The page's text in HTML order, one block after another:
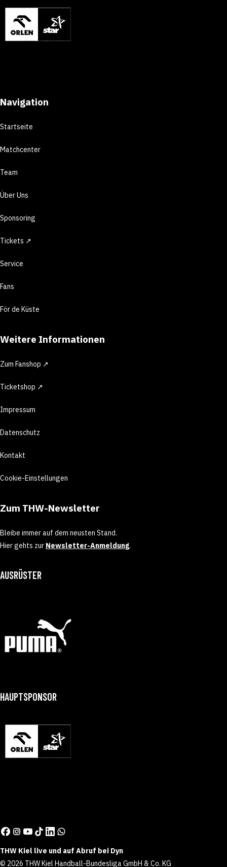
Navigation
Startseite
Matchcenter
Team
Über Uns
Sponsoring
Tickets ↗
Service
Fans
För de Küste
Weitere Informationen
Zum Fanshop ↗
Ticketshop ↗
Impressum
Datenschutz
Kontakt
Cookie-Einstellungen
Zum THW-Newsletter
Bleibe immer auf dem neusten Stand.
Hier gehts zur Newsletter-Anmeldung.
AUSRÜSTER
HAUPTSPONSOR
THW Kiel live und auf Abruf bei Dyn
© 2026 THW Kiel Handball-Bundesliga GmbH & Co. KG